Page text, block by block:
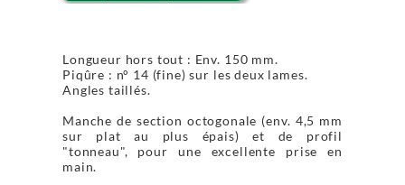
Longueur hors tout : Env. 150 mm.
Piqûre : n° 14 (fine) sur les deux lames.
Angles taillés.
Manche de section octogonale (env. 4,5 mm
sur plat au plus épais) et de profil
"tonneau", pour une excellente prise en
main.